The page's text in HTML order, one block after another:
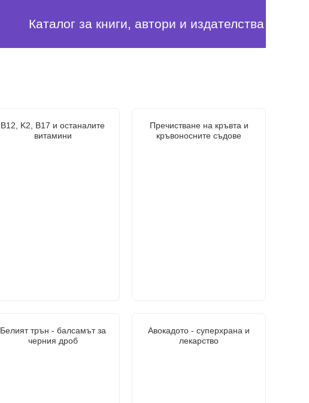
Каталог за книги, автори и издателства
В12, K2, B17 и останалите
витамини
Пречистване на кръвта и
кръвоносните съдове
Белият трън - балсамът за
черния дроб
Авокадото - суперхрана и
лекарство